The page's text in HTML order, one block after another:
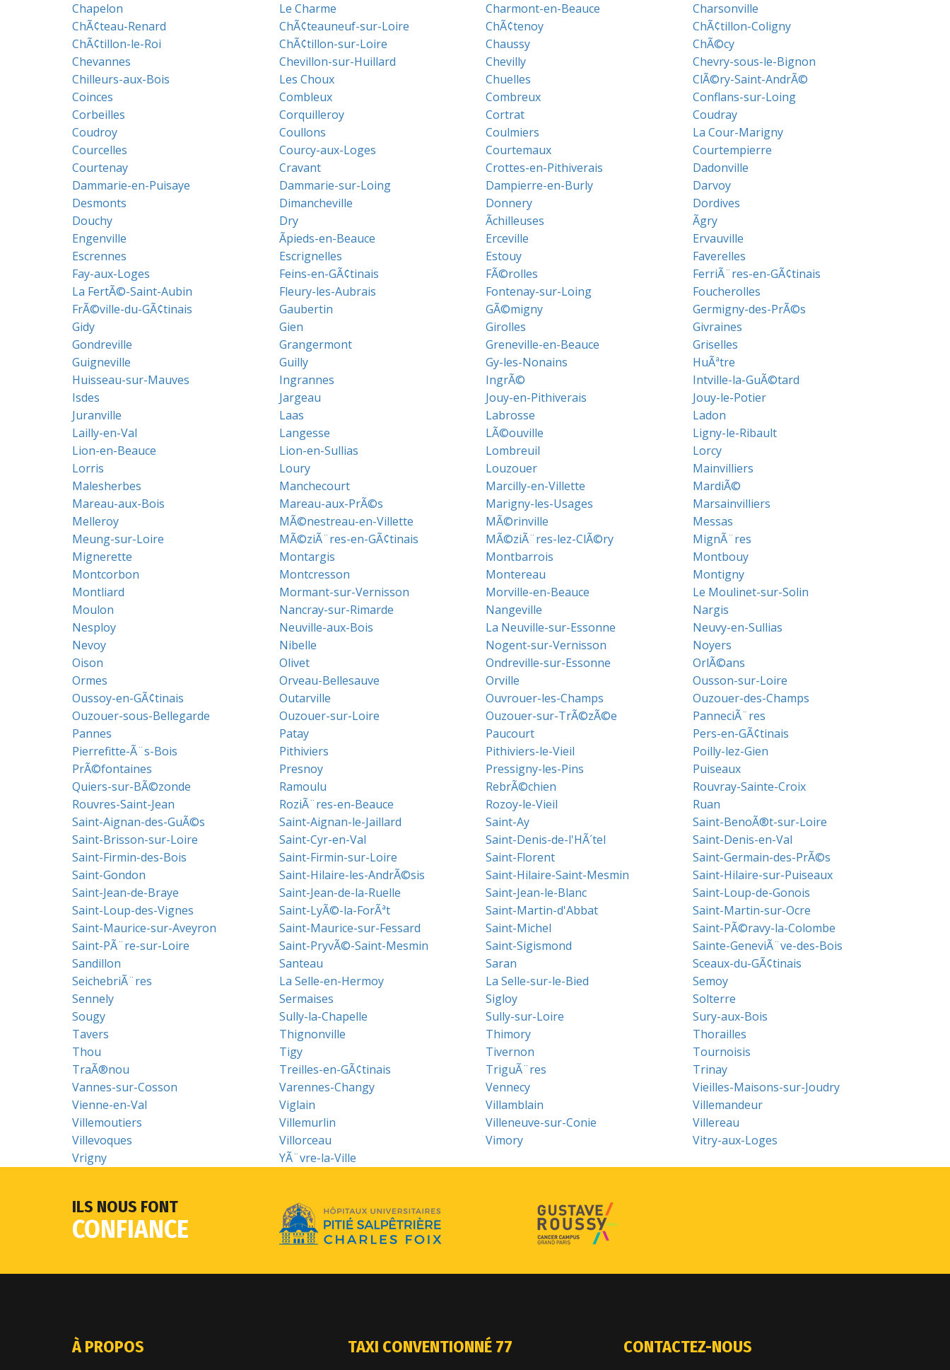
Chapelon
Le Charme Charmont-en-Beauce
Charsonville
ChÃ¢teau-Renard
ChÃ¢teauneuf-sur-Loire ChÃ¢tenoy
ChÃ¢tillon-Coligny
ChÃ¢tillon-le-Roi
ChÃ¢tillon-sur-Loire Chaussy
ChÃ©cy
Chevannes
Chevillon-sur-Huillard Chevilly
Chevry-sous-le-Bignon
Chilleurs-aux-Bois
Les Choux Chuelles
ClÃ©ry-Saint-AndrÃ©
Coinces
Combleux Combreux
Conflans-sur-Loing
Corbeilles
Corquilleroy Cortrat
Coudray
Coudroy
Coullons Coulmiers
La Cour-Marigny
Courcelles
Courcy-aux-Loges Courtemaux
Courtempierre
Courtenay
Cravant Crottes-en-Pithiverais
Dadonville
Dammarie-en-Puisaye
Dammarie-sur-Loing Dampierre-en-Burly
Darvoy
Desmonts
Dimancheville Donnery
Dordives
Douchy
Dry Ãchilleuses
Ãgry
Engenville
Ãpieds-en-Beauce Erceville
Ervauville
Escrennes
Escrignelles Estouy
Faverelles
Fay-aux-Loges
Feins-en-GÃ¢tinais FÃ©rolles
FerriÃ¨res-en-GÃ¢tinais
La FertÃ©-Saint-Aubin
Fleury-les-Aubrais Fontenay-sur-Loing
Foucherolles
FrÃ©ville-du-GÃ¢tinais
Gaubertin GÃ©migny
Germigny-des-PrÃ©s
Gidy
Gien Girolles
Givraines
Gondreville
Grangermont Greneville-en-Beauce
Griselles
Guigneville
Guilly Gy-les-Nonains
HuÃªtre
Huisseau-sur-Mauves
Ingrannes IngrÃ©
Intville-la-GuÃ©tard
Isdes
Jargeau Jouy-en-Pithiverais
Jouy-le-Potier
Juranville
Laas Labrosse
Ladon
Lailly-en-Val
Langesse LÃ©ouville
Ligny-le-Ribault
Lion-en-Beauce
Lion-en-Sullias Lombreuil
Lorcy
Lorris
Loury Louzouer
Mainvilliers
Malesherbes
Manchecourt Marcilly-en-Villette
MardiÃ©
Mareau-aux-Bois
Mareau-aux-PrÃ©s Marigny-les-Usages
Marsainvilliers
Melleroy
MÃ©nestreau-en-Villette MÃ©rinville
Messas
Meung-sur-Loire
MÃ©ziÃ¨res-en-GÃ¢tinais MÃ©ziÃ¨res-lez-ClÃ©ry
MignÃ¨res
Mignerette
Montargis Montbarrois
Montbouy
Montcorbon
Montcresson Montereau
Montigny
Montliard
Mormant-sur-Vernisson Morville-en-Beauce
Le Moulinet-sur-Solin
Moulon
Nancray-sur-Rimarde Nangeville
Nargis
Nesploy
Neuville-aux-Bois La Neuville-sur-Essonne
Neuvy-en-Sullias
Nevoy
Nibelle Nogent-sur-Vernisson
Noyers
Oison
Olivet Ondreville-sur-Essonne
OrlÃ©ans
Ormes
Orveau-Bellesauve Orville
Ousson-sur-Loire
Oussoy-en-GÃ¢tinais
Outarville Ouvrouer-les-Champs
Ouzouer-des-Champs
Ouzouer-sous-Bellegarde
Ouzouer-sur-Loire Ouzouer-sur-TrÃ©zÃ©e
PanneciÃ¨res
Pannes
Patay Paucourt
Pers-en-GÃ¢tinais
Pierrefitte-Ã¨s-Bois
Pithiviers Pithiviers-le-Vieil
Poilly-lez-Gien
PrÃ©fontaines
Presnoy Pressigny-les-Pins
Puiseaux
Quiers-sur-BÃ©zonde
Ramoulu RebrÃ©chien
Rouvray-Sainte-Croix
Rouvres-Saint-Jean
RoziÃ¨res-en-Beauce Rozoy-le-Vieil
Ruan
Saint-Aignan-des-GuÃ©s
Saint-Aignan-le-Jaillard Saint-Ay
Saint-BenoÃ®t-sur-Loire
Saint-Brisson-sur-Loire
Saint-Cyr-en-Val Saint-Denis-de-l'HÃ´tel
Saint-Denis-en-Val
Saint-Firmin-des-Bois
Saint-Firmin-sur-Loire Saint-Florent
Saint-Germain-des-PrÃ©s
Saint-Gondon
Saint-Hilaire-les-AndrÃ©sis Saint-Hilaire-Saint-Mesmin
Saint-Hilaire-sur-Puiseaux
Saint-Jean-de-Braye
Saint-Jean-de-la-Ruelle Saint-Jean-le-Blanc
Saint-Loup-de-Gonois
Saint-Loup-des-Vignes
Saint-LyÃ©-la-ForÃªt Saint-Martin-d'Abbat
Saint-Martin-sur-Ocre
Saint-Maurice-sur-Aveyron
Saint-Maurice-sur-Fessard Saint-Michel
Saint-PÃ©ravy-la-Colombe
Saint-PÃ¨re-sur-Loire
Saint-PryvÃ©-Saint-Mesmin Saint-Sigismond
Sainte-GeneviÃ¨ve-des-Bois
Sandillon
Santeau Saran
Sceaux-du-GÃ¢tinais
SeichebriÃ¨res
La Selle-en-Hermoy La Selle-sur-le-Bied
Semoy
Sennely
Sermaises Sigloy
Solterre
Sougy
Sully-la-Chapelle Sully-sur-Loire
Sury-aux-Bois
Tavers
Thignonville Thimory
Thorailles
Thou
Tigy Tivernon
Tournoisis
TraÃ®nou
Treilles-en-GÃ¢tinais TriguÃ¨res
Trinay
Vannes-sur-Cosson
Varennes-Changy Vennecy
Vieilles-Maisons-sur-Joudry
Vienne-en-Val
Viglain Villamblain
Villemandeur
Villemoutiers
Villemurlin Villeneuve-sur-Conie
Villereau
Villevoques
Villorceau Vimory
Vitry-aux-Loges
Vrigny
YÃ¨vre-la-Ville
ILS NOUS FONT
CONFIANCE
À PROPOS TAXI CONVENTIONNÉ 77 CONTACTEZ-NOUS